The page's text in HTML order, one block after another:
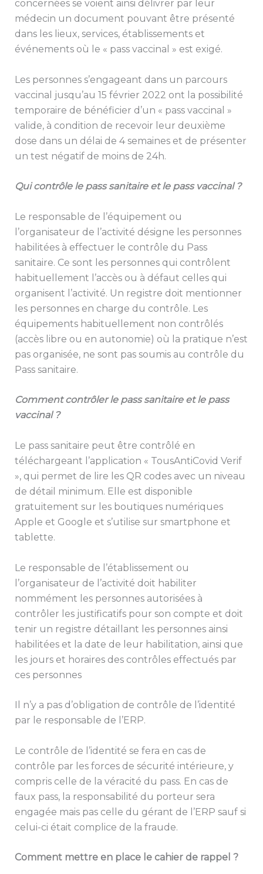
concernées se voient ainsi délivrer par leur
médecin un document pouvant être présenté
dans les lieux, services, établissements et
événements où le « pass vaccinal » est exigé.
Les personnes s’engageant dans un parcours
vaccinal jusqu’au 15 février 2022 ont la possibilité
temporaire de bénéficier d’un « pass vaccinal »
valide, à condition de recevoir leur deuxième
dose dans un délai de 4 semaines et de présenter
un test négatif de moins de 24h.
Qui contrôle le pass sanitaire et le pass vaccinal ?
Le responsable de l’équipement ou
l’organisateur de l’activité désigne les personnes
habilitées à effectuer le contrôle du Pass
sanitaire. Ce sont les personnes qui contrôlent
habituellement l’accès ou à défaut celles qui
organisent l’activité. Un registre doit mentionner
les personnes en charge du contrôle. Les
équipements habituellement non contrôlés
(accès libre ou en autonomie) où la pratique n’est
pas organisée, ne sont pas soumis au contrôle du
Pass sanitaire.
Comment contrôler le pass sanitaire et le pass
vaccinal ?
Le pass sanitaire peut être contrôlé en
téléchargeant l’application « TousAntiCovid Verif
», qui permet de lire les QR codes avec un niveau
de détail minimum. Elle est disponible
gratuitement sur les boutiques numériques
Apple et Google et s’utilise sur smartphone et
tablette.
Le responsable de l’établissement ou
l’organisateur de l’activité doit habiliter
nommément les personnes autorisées à
contrôler les justificatifs pour son compte et doit
tenir un registre détaillant les personnes ainsi
habilitées et la date de leur habilitation, ainsi que
les jours et horaires des contrôles effectués par
ces personnes
Il n’y a pas d’obligation de contrôle de l’identité
par le responsable de l’ERP.
Le contrôle de l’identité se fera en cas de
contrôle par les forces de sécurité intérieure, y
compris celle de la véracité du pass. En cas de
faux pass, la responsabilité du porteur sera
engagée mais pas celle du gérant de l’ERP sauf si
celui-ci était complice de la fraude.
Comment mettre en place le cahier de rappel ?